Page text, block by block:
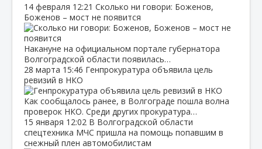
14 февраля 12:21 Сколько ни говори: Боженов,
Боженов – мост не появится
Накануне на официальном портале губернатора
Волгоградской области появилась…
28 марта 15:46 Генпрокуратура объявила цель
ревизий в НКО
Как сообщалось ранее, в Волгограде пошла волна
проверок НКО. Среди других прокуратура…
15 января 12:02 В Волгоградской области
спецтехника МЧС пришла на помощь попавшим в
снежный плен автомобилистам